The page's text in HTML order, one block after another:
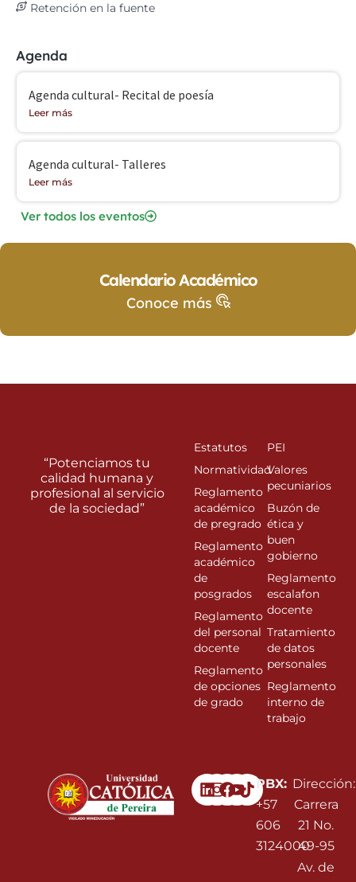
Retención en la fuente
Agenda
Agenda cultural- Recital de poesía
Leer más
Agenda cultural- Talleres
Leer más
Ver todos los eventos
Calendario Académico
Conoce más
Linkedin
Instagram
Facebook
Youtube
PBX:
+57
606
3124000
Dirección:
Carrera
21 No.
49-95
Av. de
“Potenciamos tu
calidad humana y
profesional al servicio
de la sociedad”
Estatutos
Normatividad
Reglamento
académico
de pregrado
Reglamento
académico
de
posgrados
Reglamento
del personal
docente
Reglamento
de opciones
de grado
PEI
Valores
pecuniarios
Buzón de
ética y
buen
gobierno
Reglamento
escalafon
docente
Tratamiento
de datos
personales
Reglamento
interno de
trabajo